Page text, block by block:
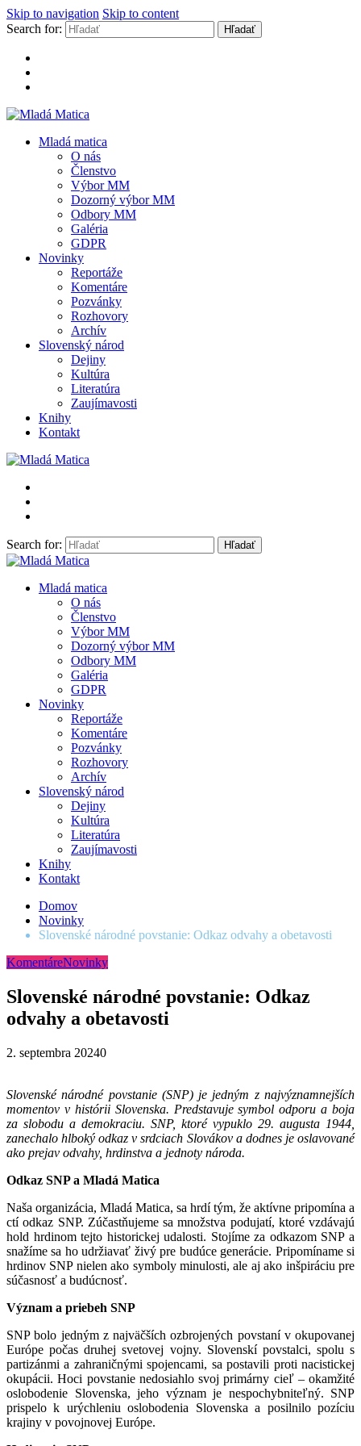
Skip to navigation Skip to content
Search for:
Mladá Matica
Mladá matica
O nás
Členstvo
Výbor MM
Dozorný výbor MM
Odbory MM
Galéria
GDPR
Novinky
Reportáže
Komentáre
Pozvánky
Rozhovory
Archív
Slovenský národ
Dejiny
Kultúra
Literatúra
Zaujímavosti
Knihy
Kontakt
Search for:
Mladá Matica
Mladá matica
O nás
Členstvo
Výbor MM
Dozorný výbor MM
Odbory MM
Galéria
GDPR
Novinky
Reportáže
Komentáre
Pozvánky
Rozhovory
Archív
Slovenský národ
Dejiny
Kultúra
Literatúra
Zaujímavosti
Knihy
Kontakt
Domov
Novinky
Slovenské národné povstanie: Odkaz odvahy a obetavosti
KomentáreNovinky
Slovenské národné povstanie: Odkaz
odvahy a obetavosti
2. septembra 20240
Slovenské národné povstanie (SNP) je jedným z najvýznamnejších
momentov v histórii Slovenska. Predstavuje symbol odporu a boja
za slobodu a demokraciu. SNP, ktoré vypuklo 29. augusta 1944,
zanechalo hlboký odkaz v srdciach Slovákov a dodnes je oslavované
ako prejav odvahy, hrdinstva a jednoty národa.
Odkaz SNP a Mladá Matica
Naša organizácia, Mladá Matica, sa hrdí tým, že aktívne pripomína a
ctí odkaz SNP. Zúčastňujeme sa množstva podujatí, ktoré vzdávajú
hold hrdinom tejto historickej udalosti. Stojíme za odkazom SNP a
snažíme sa ho udržiavať živý pre budúce generácie. Pripomíname si
hrdinov SNP nielen ako symboly minulosti, ale aj ako inšpiráciu pre
súčasnosť a budúcnosť.
Význam a priebeh SNP
SNP bolo jedným z najväčších ozbrojených povstaní v okupovanej
Európe počas druhej svetovej vojny. Slovenskí povstalci, spolu s
partizánmi a zahraničnými spojencami, sa postavili proti nacistickej
okupácii. Hoci povstanie nedosiahlo svoj primárny cieľ – okamžité
oslobodenie Slovenska, jeho význam je nespochybniteľný. SNP
prispelo k urýchleniu oslobodenia Slovenska a posilnilo pozíciu
krajiny v povojnovej Európe.